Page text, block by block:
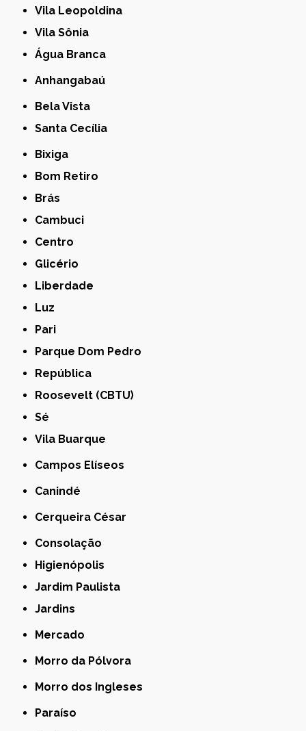
Vila Leopoldina
Vila Sônia
Água Branca
Anhangabaú
Bela Vista
Santa Cecília
Bixiga
Bom Retiro
Brás
Cambuci
Centro
Glicério
Liberdade
Luz
Pari
Parque Dom Pedro
República
Roosevelt (CBTU)
Sé
Vila Buarque
Campos Elíseos
Canindé
Cerqueira César
Consolação
Higienópolis
Jardim Paulista
Jardins
Mercado
Morro da Pólvora
Morro dos Ingleses
Paraíso